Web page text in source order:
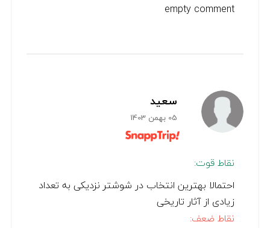
empty comment
سعید
05 بهمن 1403
نقاط قوت:
احتمالا بهترین انتخاب در شوشتر نزدیکی به تعداد
زیادی از آثار تاریخی
نقاط ضعف: